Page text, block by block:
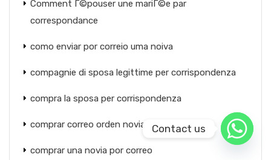
Comment Г©pouser une mariГ©e par
correspondance
como enviar por correio uma noiva
compagnie di sposa legittime per corrispondenza
compra la sposa per corrispondenza
comprar correo orden novia
comprar una novia por correo
Contact us